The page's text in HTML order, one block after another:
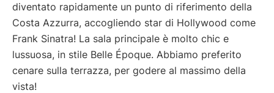
diventato rapidamente un punto di riferimento della
Costa Azzurra, accogliendo star di Hollywood come
Frank Sinatra! La sala principale è molto chic e
lussuosa, in stile Belle Époque. Abbiamo preferito
cenare sulla terrazza, per godere al massimo della
vista!